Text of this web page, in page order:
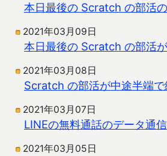
本日最後の Scratch の部活
2021年03月09日
本日最後の Scratch の部活
2021年03月08日
Scratch の部活が中途半端で
2021年03月07日
LINEの無料通話のデータ通
2021年03月05日